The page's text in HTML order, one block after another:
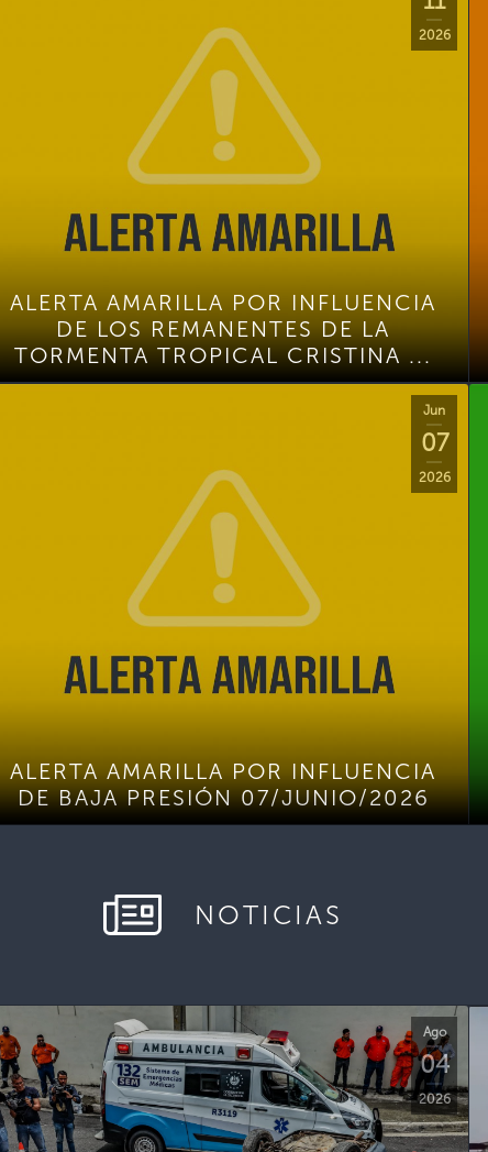
2026
ALERTA AMARILLA POR INFLUENCIA
DE LOS REMANENTES DE LA
TORMENTA TROPICAL CRISTINA ...
Jun
07
2026
ALERTA AMARILLA POR INFLUENCIA
DE BAJA PRESIÓN 07/JUNIO/2026
NOTICIAS
Ago
04
2026